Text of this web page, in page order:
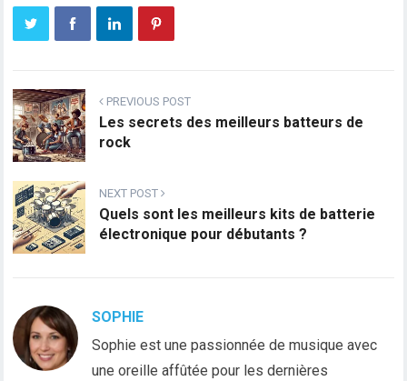
PREVIOUS POST
Les secrets des meilleurs batteurs de
rock
NEXT POST
Quels sont les meilleurs kits de batterie
électronique pour débutants ?
SOPHIE
Sophie est une passionnée de musique avec
une oreille affûtée pour les dernières